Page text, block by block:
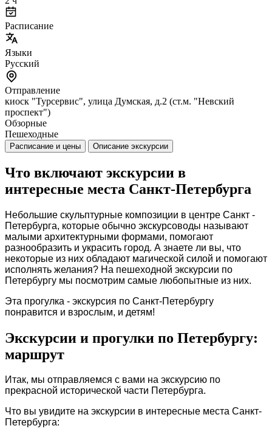
Расписание
Языки
Русский
Отправление
киоск "Турсервис", улица Думская, д.2 (ст.м. "Невский
проспект")
Обзорные
Пешеходные
Расписание и цены Описание экскурсии
Что включают экскурсии в
интересные места Санкт-Петербурга
Небольшие скульптурные композиции в центре Санкт -
Петербурга, которые обычно экскурсоводы называют
малыми архитектурными формами, помогают
разнообразить и украсить город. А знаете ли вы, что
некоторые из них обладают магической силой и помогают
исполнять желания? На пешеходной экскурсии по
Петербургу мы посмотрим самые любопытные из них.
Эта прогулка - экскурсия по Санкт-Петербургу
понравится и взрослым, и детям!
Экскурсии и прогулки по Петербургу:
маршрут
Итак, мы отправляемся с вами на экскурсию по
прекрасной исторической части Петербурга.
Что вы увидите на экскурсии в интересные места Санкт-
Петербурга: